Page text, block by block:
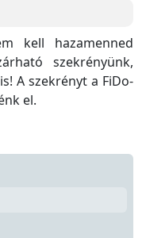
kell hazamenned
szekrényünk,
A szekrényt a FiDo-
el.